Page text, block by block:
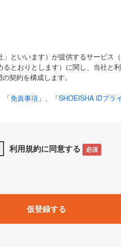
といいます）が提供するサービス
とおりとします）に関し、当社と
契約を構成します。
「免責事項 」、「SHOEISHA iDプラ
とします。
のサービス（名称や内容が変更さ
が実施するイベントやキャンペーン
」「EnterpriseZine」「
利用規約に同意する 必須
仮登録する